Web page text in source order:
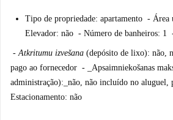
Tipo de propriedade: apartamento -
Elevador: não - Número de banheiros: 1
-Atkritumu izvešana (depósito de lixo): não,
pago ao fornecedor - _Apsaimniekošanas
administração):_não, não incluído no
Estacionamento: não